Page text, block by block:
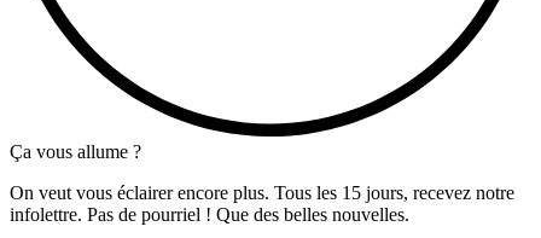
Ça vous allume ?
On veut vous éclairer encore plus. Tous les 15 jours, recevez notre
infolettre. Pas de pourriel ! Que des belles nouvelles.